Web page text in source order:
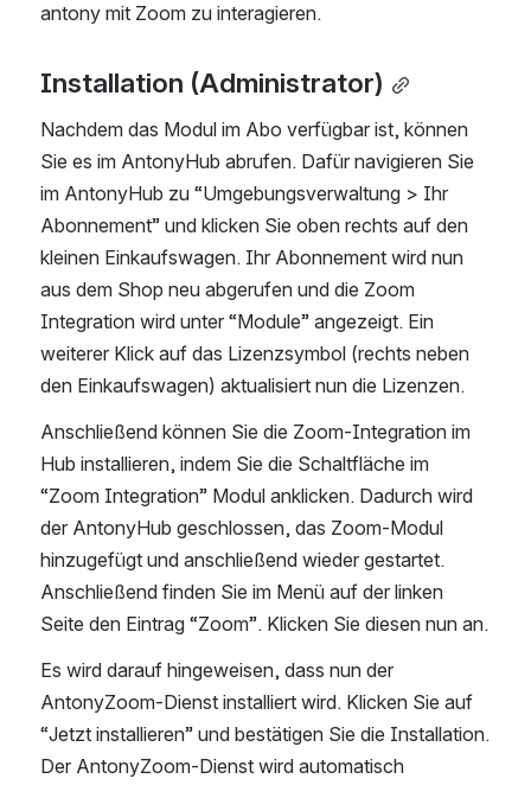
antony mit Zoom zu interagieren.
Installation (Administrator)
Nachdem das Modul im Abo verfügbar ist, können
Sie es im AntonyHub abrufen. Dafür navigieren Sie
im AntonyHub zu “Umgebungsverwaltung > Ihr
Abonnement” und klicken Sie oben rechts auf den
kleinen Einkaufswagen. Ihr Abonnement wird nun
aus dem Shop neu abgerufen und die Zoom
Integration wird unter “Module” angezeigt. Ein
weiterer Klick auf das Lizenzsymbol (rechts neben
den Einkaufswagen) aktualisiert nun die Lizenzen.
Anschließend können Sie die Zoom-Integration im
Hub installieren, indem Sie die Schaltfläche im
“Zoom Integration” Modul anklicken. Dadurch wird
der AntonyHub geschlossen, das Zoom-Modul
hinzugefügt und anschließend wieder gestartet.
Anschließend finden Sie im Menü auf der linken
Seite den Eintrag “Zoom”. Klicken Sie diesen nun an.
Es wird darauf hingeweisen, dass nun der
AntonyZoom-Dienst installiert wird. Klicken Sie auf
“Jetzt installieren” und bestätigen Sie die Installation.
Der AntonyZoom-Dienst wird automatisch